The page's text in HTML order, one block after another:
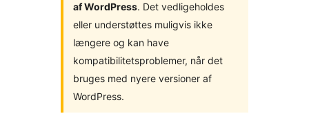
af WordPress. Det vedligeholdes
eller understøttes muligvis ikke
længere og kan have
kompatibilitetsproblemer, når det
bruges med nyere versioner af
WordPress.